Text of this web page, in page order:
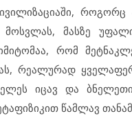
მასზე
რომ
რეალურად
იცავ და
წამლავ